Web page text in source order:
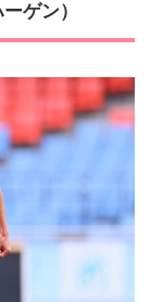
ゲン）